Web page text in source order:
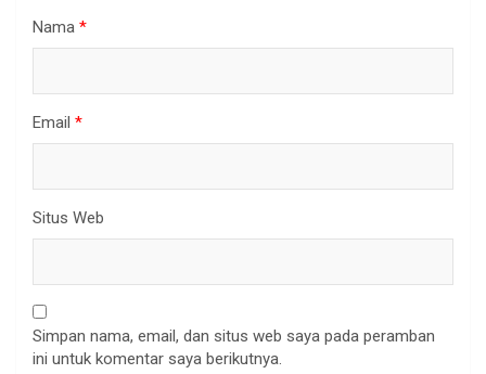
Nama *
Email *
Situs Web
Simpan nama, email, dan situs web saya pada peramban
ini untuk komentar saya berikutnya.